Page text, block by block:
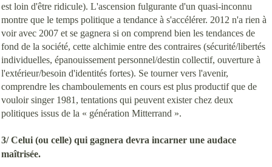
est loin d'être ridicule). L'ascension fulgurante d'un quasi-inconnu
montre que le temps politique a tendance à s'accélérer. 2012 n'a rien à
voir avec 2007 et se gagnera si on comprend bien les tendances de
fond de la société, cette alchimie entre des contraires (sécurité/libertés
individuelles, épanouissement personnel/destin collectif, ouverture à
l'extérieur/besoin d'identités fortes). Se tourner vers l'avenir,
comprendre les chamboulements en cours est plus productif que de
vouloir singer 1981, tentations qui peuvent exister chez deux
politiques issus de la « génération Mitterrand ».
3/ Celui (ou celle) qui gagnera devra incarner une audace
maîtrisée.